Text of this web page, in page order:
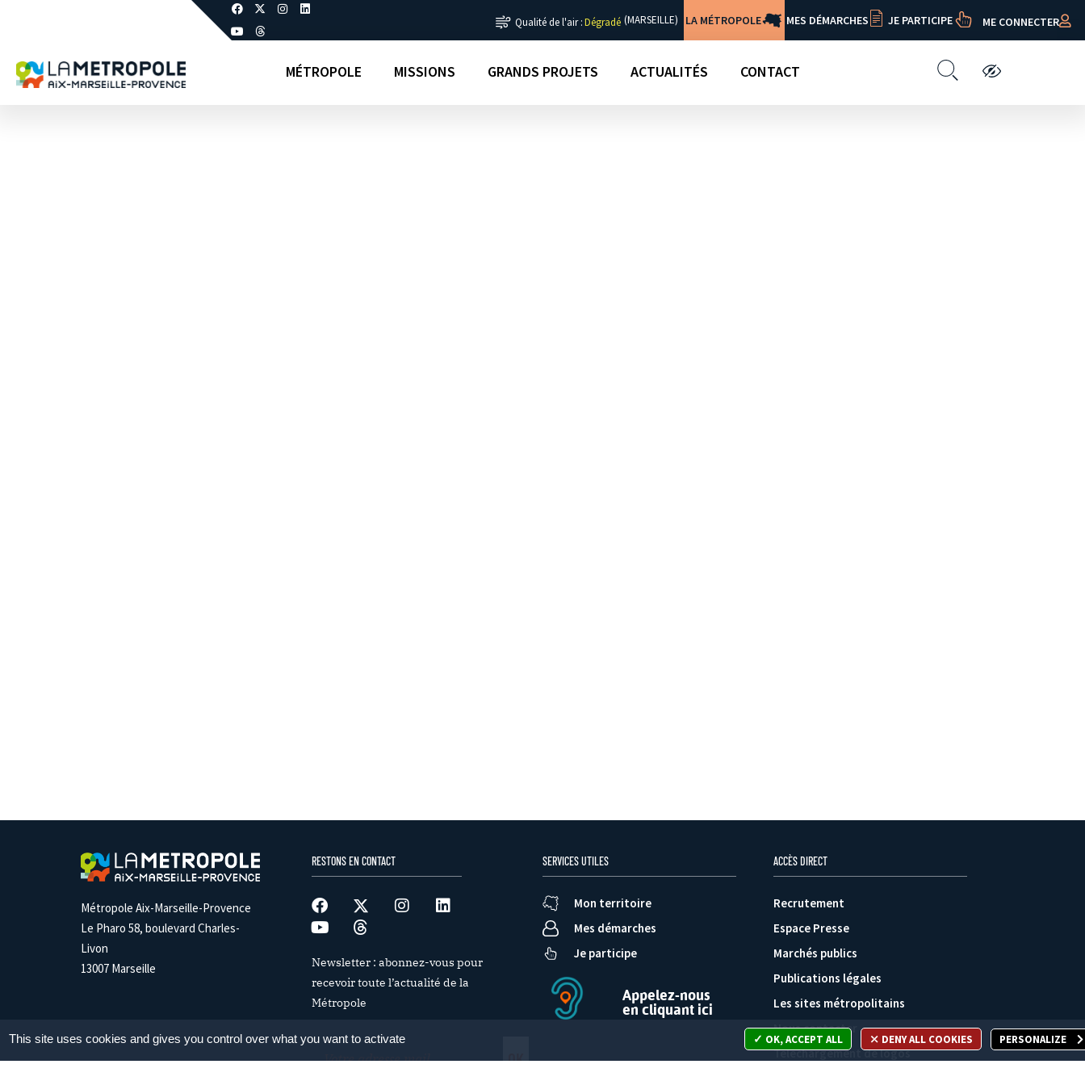
Qualité de l'air :Dégradé (MARSEILLE) LA MÉTROPOLE MES DÉMARCHES JE PARTICIPE ME CONNECTER
MÉTROPOLE MISSIONS GRANDS PROJETS ACTUALITÉS CONTACT
Métropole Aix-Marseille-Provence
Le Pharo 58, boulevard Charles-
Livon
13007 Marseille
RESTONS EN CONTACT
Newsletter : abonnez-vous pour
recevoir toute l’actualité de la
Métropole
SERVICES UTILES
Mon territoire
Mes démarches
Je participe
Appelez-nous
en cliquant ici
ACCÈS DIRECT
Recrutement
Espace Presse
Marchés publics
Publications légales
Les sites métropolitains
Nous contacter
Téléchargement de logos
This site uses cookies and gives you control over what you want to activate OK, ACCEPT ALL DENY ALL COOKIES PERSONALIZE